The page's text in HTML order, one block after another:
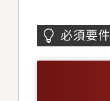
必須要件